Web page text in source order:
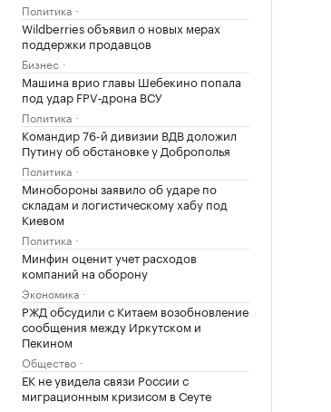
Политика
Wildberries объявил о новых мерах
поддержки продавцов
Бизнес
Машина врио главы Шебекино попала
под удар FPV‑дрона ВСУ
Политика
Командир 76-й дивизии ВДВ доложил
Путину об обстановке у Доброполья
Политика
Минобороны заявило об ударе по
складам и логистическому хабу под
Киевом
Политика
Минфин оценит учет расходов
компаний на оборону
Экономика
РЖД обсудили с Китаем возобновление
сообщения между Иркутском и
Пекином
Общество
ЕК не увидела связи России с
миграционным кризисом в Сеуте